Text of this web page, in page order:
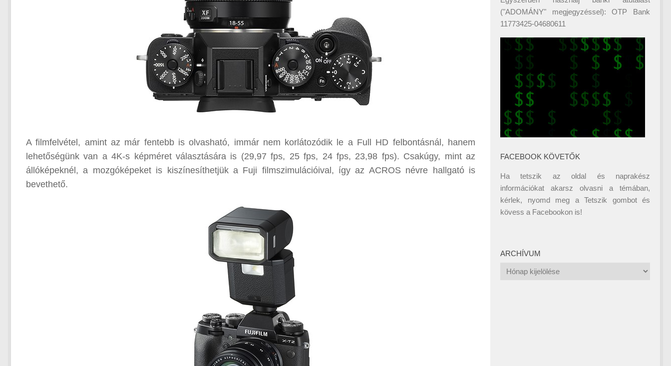
A filmfelvétel, amint az már fentebb is olvasható, immár nem korlátozódik le a Full HD felbontásnál, hanem
lehetőségünk van a 4K-s képméret választására is (29,97 fps, 25 fps, 24 fps, 23,98 fps). Csakúgy, mint az
állóképeknél, a mozgóképeket is kiszínesíthetjük a Fuji filmszimulációival, így az ACROS névre hallgató is
bevethető.
("ADOMÁNY" megjegyzéssel): OTP Bank
11773425-04680611
FACEBOOK KÖVETŐK
Ha tetszik az oldal és naprakész
információkat akarsz olvasni a témában,
kérlek, nyomd meg a Tetszik gombot és
kövess a Facebookon is!
ARCHÍVUM
Archívum